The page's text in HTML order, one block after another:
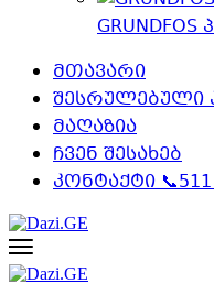
მთავარი
შესრულებული
მაღაზია
ჩვენ შესახებ
კონტაქტი